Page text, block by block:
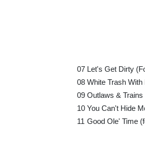
07 Let's Get Dirty
08 White Trash
09 Outlaws & Trains
10 You Can't Hide
11 Good Ole' Time